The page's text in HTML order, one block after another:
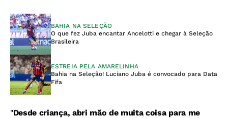
BAHIA NA SELEÇÃO
O que fez Juba encantar Ancelotti e chegar à Seleção
Brasileira
ESTREIA PELA AMARELINHA
Bahia na Seleção! Luciano Juba é convocado para Data
Fifa
"Desde criança, abri mão de muita coisa para me